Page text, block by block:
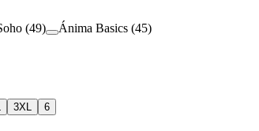
(49) Ánima Basics (45)
3XL
6